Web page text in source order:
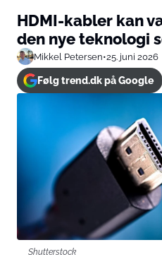
HDMI-kabler kan
den nye teknologi
Mikkel Petersen•25. juni 2026
Følg trend.dk på Google
Shutterstock